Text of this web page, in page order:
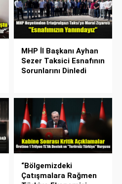
MHP İl Başkanı Ayhan
Sezer Taksici Esnafının
Sorunlarını Dinledi
“Bölgemizdeki
Çatışmalara Rağmen